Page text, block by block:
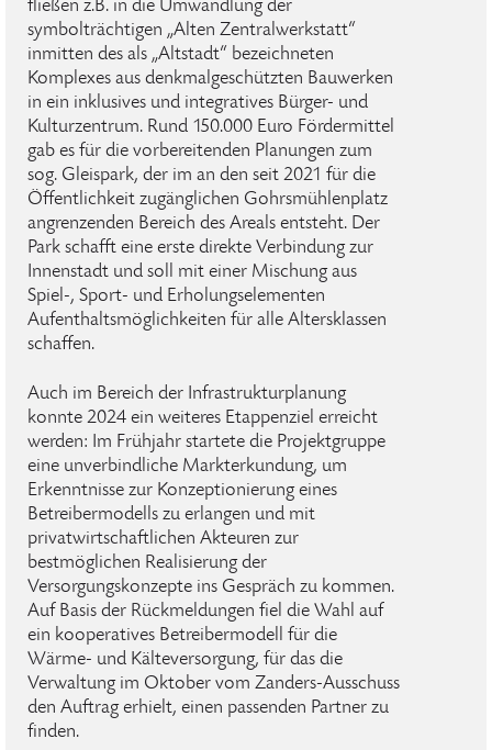
fließen z.B. in die Umwandlung der
symbolträchtigen „Alten Zentralwerkstatt“
inmitten des als „Altstadt“ bezeichneten
Komplexes aus denkmalgeschützten Bauwerken
in ein inklusives und integratives Bürger- und
Kulturzentrum. Rund 150.000 Euro Fördermittel
gab es für die vorbereitenden Planungen zum
sog. Gleispark, der im an den seit 2021 für die
Öffentlichkeit zugänglichen Gohrsmühlenplatz
angrenzenden Bereich des Areals entsteht. Der
Park schafft eine erste direkte Verbindung zur
Innenstadt und soll mit einer Mischung aus
Spiel-, Sport- und Erholungselementen
Aufenthaltsmöglichkeiten für alle Altersklassen
schaffen.
Auch im Bereich der Infrastrukturplanung
konnte 2024 ein weiteres Etappenziel erreicht
werden: Im Frühjahr startete die Projektgruppe
eine unverbindliche Markterkundung, um
Erkenntnisse zur Konzeptionierung eines
Betreibermodells zu erlangen und mit
privatwirtschaftlichen Akteuren zur
bestmöglichen Realisierung der
Versorgungskonzepte ins Gespräch zu kommen.
Auf Basis der Rückmeldungen fiel die Wahl auf
ein kooperatives Betreibermodell für die
Wärme- und Kälteversorgung, für das die
Verwaltung im Oktober vom Zanders-Ausschuss
den Auftrag erhielt, einen passenden Partner zu
finden.